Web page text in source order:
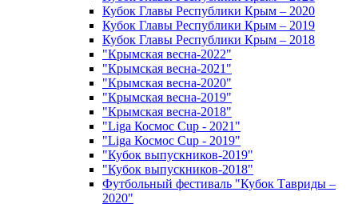
Кубок Главы Республики Крым – 2020
Кубок Главы Республики Крым – 2019
Кубок Главы Республики Крым – 2018
"Крымская весна-2022"
"Крымская весна-2021"
"Крымская весна-2020"
"Крымская весна-2019"
"Крымская весна-2018"
"Liga Космос Cup - 2021"
"Liga Космос Cup - 2019"
"Кубок выпускников-2019"
"Кубок выпускников-2018"
Футбольный фестиваль "Кубок Тавриды –
2020"